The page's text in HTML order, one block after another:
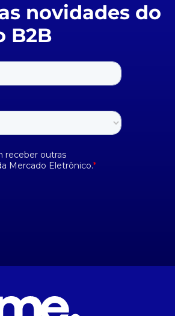
novidades do
B2B